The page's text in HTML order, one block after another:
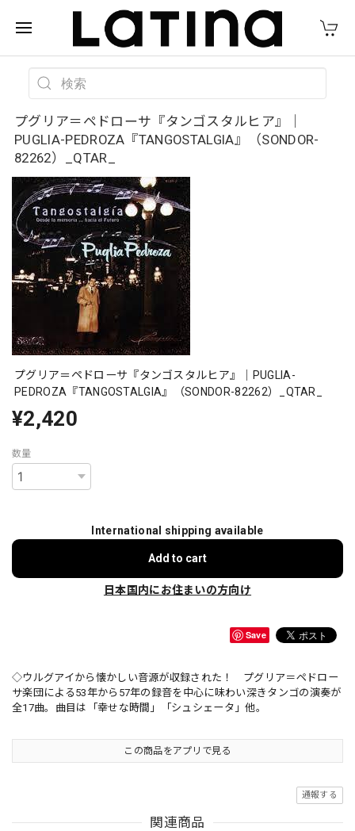
プグリア＝ペドローサ『タンゴスタルヒア』｜
PUGLIA-PEDROZA『TANGOSTALGIA』（SONDOR-
82262）_QTAR_
プグリア＝ペドローサ『タンゴスタルヒア』｜PUGLIA-
PEDROZA『TANGOSTALGIA』（SONDOR-82262）_QTAR_
¥2,420
数量
International shipping available
Add to cart
日本国内にお住まいの方向け
Save
◇ウルグアイから懐かしい音源が収録された！ プグリア＝ペドロー
サ楽団による53年から57年の録音を中心に味わい深きタンゴの演奏が
全17曲。曲目は「幸せな時間」「シュシェータ」他。
この商品をアプリで見る
通報する
関連商品